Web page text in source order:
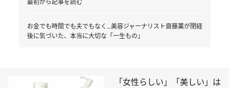
最初から記事を読む
お金でも時間でも夫でもなく…美容ジャーナリスト齋藤薫が閉経
後に気づいた、本当に大切な「一生もの」
「女性らしい」「美しい」は